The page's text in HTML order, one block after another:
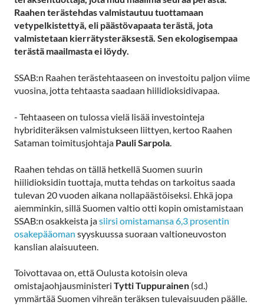
Raahen terästehdas valmistautuu tuottamaan
vetypelkistettyä, eli päästövapaata terästä, jota
valmistetaan kierrätysteräksestä. Sen ekologisempaa
terästä maailmasta ei löydy.
SSAB:n Raahen terästehtaaseen on investoitu paljon viime
vuosina, jotta tehtaasta saadaan hiilidioksidivapaa.
- Tehtaaseen on tulossa vielä lisää investointeja
hybriditeräksen valmistukseen liittyen, kertoo Raahen
Sataman toimitusjohtaja Pauli Sarpola.
Raahen tehdas on tällä hetkellä Suomen suurin
hiilidioksidin tuottaja, mutta tehdas on tarkoitus saada
tulevan 20 vuoden aikana nollapäästöiseksi. Ehkä jopa
aiemminkin, sillä Suomen valtio otti kopin omistamistaan
SSAB:n osakkeista jasiirsi omistamansa 6,3 prosentin
osakepääoman syyskuussa suoraan valtioneuvoston
kanslian alaisuuteen.
Toivottavaa on, että Oulusta kotoisin oleva
omistajaohjausministeri Tytti Tuppurainen (sd.)
ymmärtää Suomen vihreän teräksen tulevaisuuden päälle.